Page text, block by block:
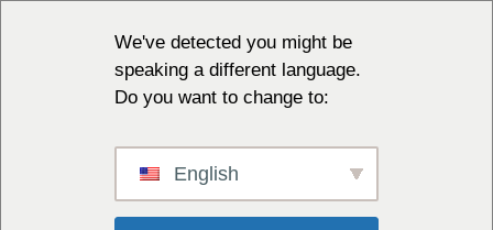
We've detected you might be
speaking a different language.
Do you want to change to:
English